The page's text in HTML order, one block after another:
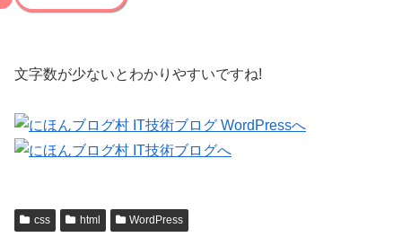
文字数が少ないとわかりやすいですね!
css html WordPress